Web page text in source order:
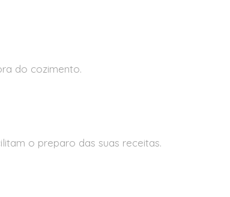
do cozimento.
o preparo das suas receitas.